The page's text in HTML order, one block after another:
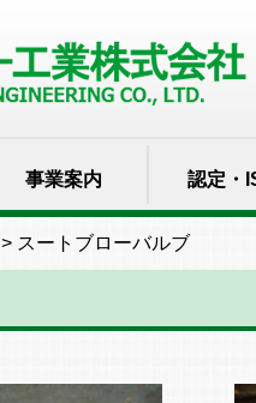
事業案内 認定・
> スートブローバルブ